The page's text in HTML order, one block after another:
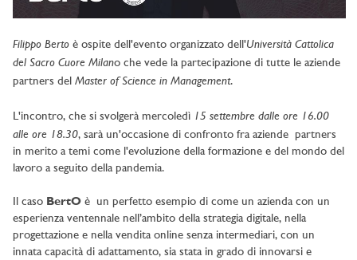
Filippo Berto è ospite dell'evento organizzato dell'Università Cattolica
del Sacro Cuore Milano che vede la partecipazione di tutte le aziende
partners del Master of Science in Management.
L'incontro, che si svolgerà mercoledì 15 settembre dalle ore 16.00
alle ore 18.30, sarà un'occasione di confronto fra aziende partners
in merito a temi come l'evoluzione della formazione e del mondo del
lavoro a seguito della pandemia.
Il caso BertO è un perfetto esempio di come un azienda con un
esperienza ventennale nell’ambito della strategia digitale, nella
progettazione e nella vendita online senza intermediari, con un
innata capacità di adattamento, sia stata in grado di innovarsi e